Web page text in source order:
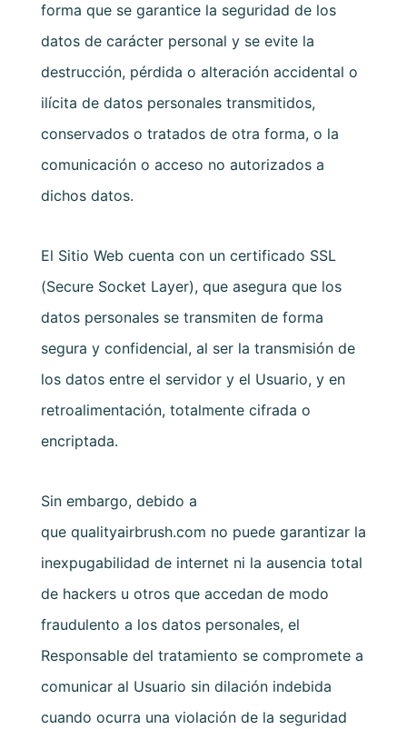
forma que se garantice la seguridad de los
datos de carácter personal y se evite la
destrucción, pérdida o alteración accidental o
ilícita de datos personales transmitidos,
conservados o tratados de otra forma, o la
comunicación o acceso no autorizados a
dichos datos.
El Sitio Web cuenta con un certificado SSL
(Secure Socket Layer), que asegura que los
datos personales se transmiten de forma
segura y confidencial, al ser la transmisión de
los datos entre el servidor y el Usuario, y en
retroalimentación, totalmente cifrada o
encriptada.
Sin embargo, debido a
que qualityairbrush.com no puede garantizar la
inexpugabilidad de internet ni la ausencia total
de hackers u otros que accedan de modo
fraudulento a los datos personales, el
Responsable del tratamiento se compromete a
comunicar al Usuario sin dilación indebida
cuando ocurra una violación de la seguridad